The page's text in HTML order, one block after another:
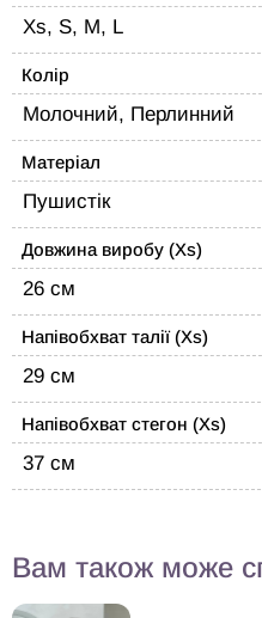
Xs, S, M, L
Колір
Молочний, Перлинний
Матеріал
Пушистік
Довжина виробу (Xs)
26 см
Напівобхват талії (Xs)
29 см
Напівобхват стегон (Xs)
37 см
Вам також може